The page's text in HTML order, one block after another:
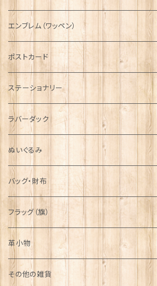
国旗＆紋章
音楽＆楽器
運動＆人物
シンボル
AIRFORCE
ARMY
エンブレム（ワッペン）
ポストカード
ステーショナリー
ラバーダック
ぬいぐるみ
バッグ・財布
フラッグ（旗）
革小物
その他の雑貨